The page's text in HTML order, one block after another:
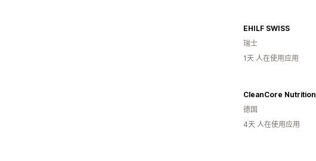
EHILF SWISS
瑞士
1天 人在使用应用
CleanCore Nutrition
德国
4天 人在使用应用